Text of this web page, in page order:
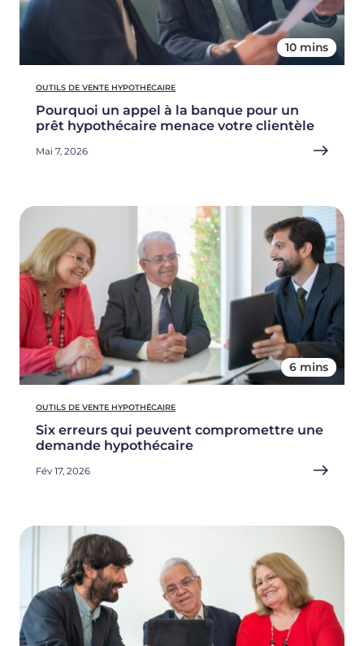
10 mins
OUTILS DE VENTE HYPOTHÉCAIRE
Pourquoi un appel à la banque pour un
prêt hypothécaire menace votre clientèle
Mai 7, 2026
6 mins
OUTILS DE VENTE HYPOTHÉCAIRE
Six erreurs qui peuvent compromettre une
demande hypothécaire
Fév 17, 2026